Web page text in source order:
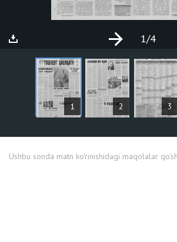
1 2 3
1/4
MAQOLALAR
Ushbu sonda matn ko'rinishidagi maqolalar